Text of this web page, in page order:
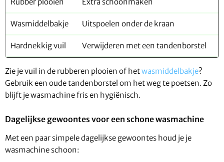
Wasmiddelbakje Uitspoelen onder de kraan
Hardnekkig vuil Verwijderen met een tandenborstel
Zie je vuil in de rubberen plooien of hetwasmiddelbakje?
Gebruik een oude tandenborstel om het weg te poetsen. Zo
blijft je wasmachine fris en hygiënisch.
Dagelijkse gewoontes voor een schone wasmachine
Met een paar simpele dagelijkse gewoontes houd je je
wasmachine schoon: